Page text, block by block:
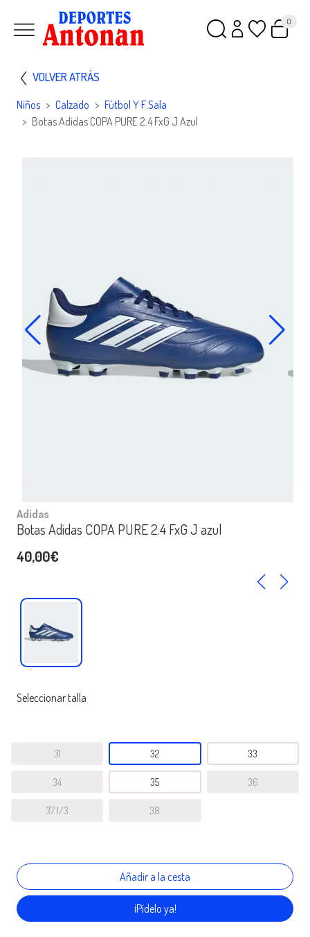
0
VOLVER ATRÁS
Niños Calzado
Fútbol Y F.sala
Botas Adidas COPA PURE 2.4 FxG J Azul
Adidas
Botas Adidas COPA PURE 2.4 FxG J azul
40,00€
Seleccionar talla
31 32 33
34 35 36
37 1/3 38
¡Pídelo ya!